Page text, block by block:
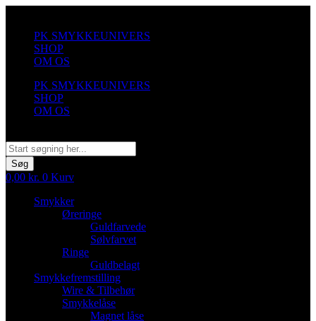
indholdPK SMYKKEUNIVERS
SHOP
OM OS
PK SMYKKEUNIVERS
SHOP
OM OS
Søg
0,00 kr. 0 Kurv
Smykker
Øreringe
Guldfarvede
Sølvfarvet
Ringe
Guldbelagt
Smykkefremstilling
Wire & Tilbehør
Smykkelåse
Magnet låse